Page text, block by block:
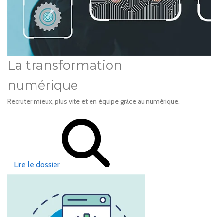
La transformation
numérique
Recruter mieux, plus vite et en équipe grâce au numérique.
Lire le dossier